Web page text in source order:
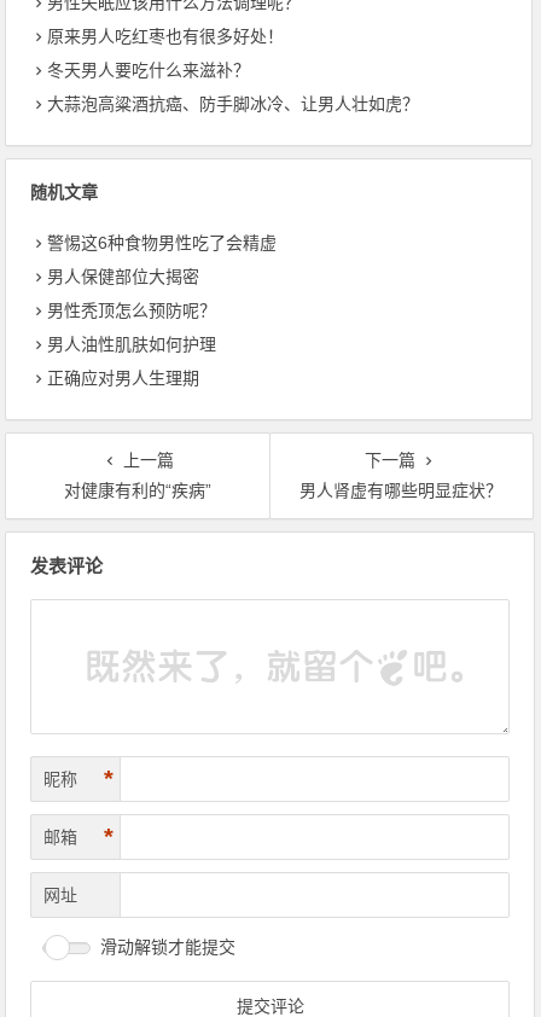
原来男人吃红枣也有很多好处！
冬天男人要吃什么来滋补？
大蒜泡高粱酒抗癌、防手脚冰冷、让男人壮如虎？
随机文章
警惕这6种食物男性吃了会精虚
男人保健部位大揭密
男性秃顶怎么预防呢？
男人油性肌肤如何护理
正确应对男人生理期
上一篇
对健康有利的“疾病”
下一篇
男人肾虚有哪些明显症状？
发表评论
昵称 *
邮箱 *
网址
滑动解锁才能提交